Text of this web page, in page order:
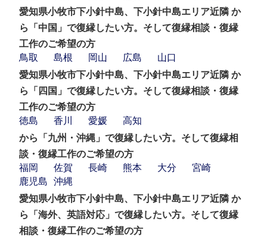
愛知県小牧市下小針中島、下小針中島エリア近隣 か
ら「中国」で復縁したい方。そして復縁相談・復縁
工作のご希望の方
鳥取
島根 岡山 広島
山口
愛知県小牧市下小針中島、下小針中島エリア近隣 か
ら「四国」で復縁したい方。そして復縁相談・復縁
工作のご希望の方
徳島
香川 愛媛
高知
から「九州・沖縄」で復縁したい方。そして復縁相
談・復縁工作のご希望の方
福岡
佐賀 長崎 熊本 大分
宮崎
鹿児島
沖縄
愛知県小牧市下小針中島、下小針中島エリア近隣 か
ら「海外、英語対応」で復縁したい方。そして復縁
相談・復縁工作のご希望の方